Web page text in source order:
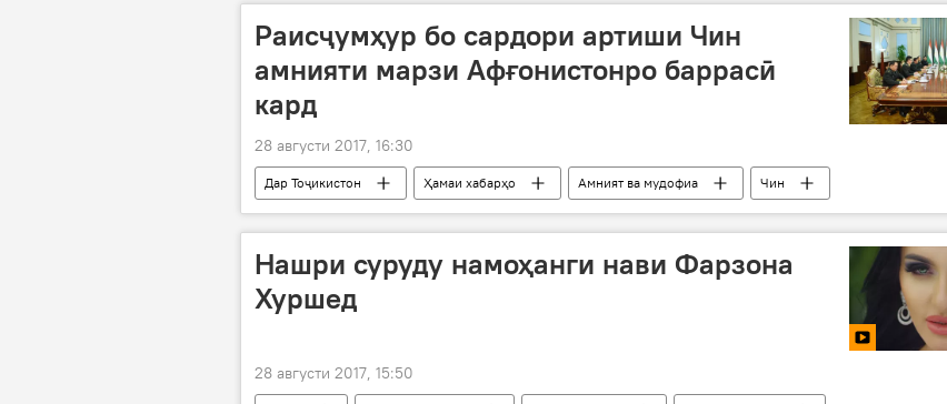
Раисҷумҳур бо сардори артиши Чин
амнияти марзи Афғонистонро баррасӣ
кард
28 августи 2017, 16:30
Дар Тоҷикистон Ҳамаи хабарҳо Амният ва мудофиа
Чин
Эмомалӣ Раҳмон
баррасӣ
Нашри суруду намоҳанги нави Фарзона
Хуршед
28 августи 2017, 15:50